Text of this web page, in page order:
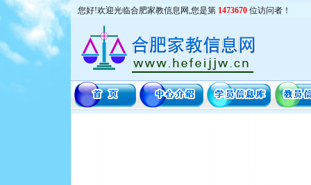
您好!欢迎光临合肥家教信息网,您是第 1473670 位访问者！